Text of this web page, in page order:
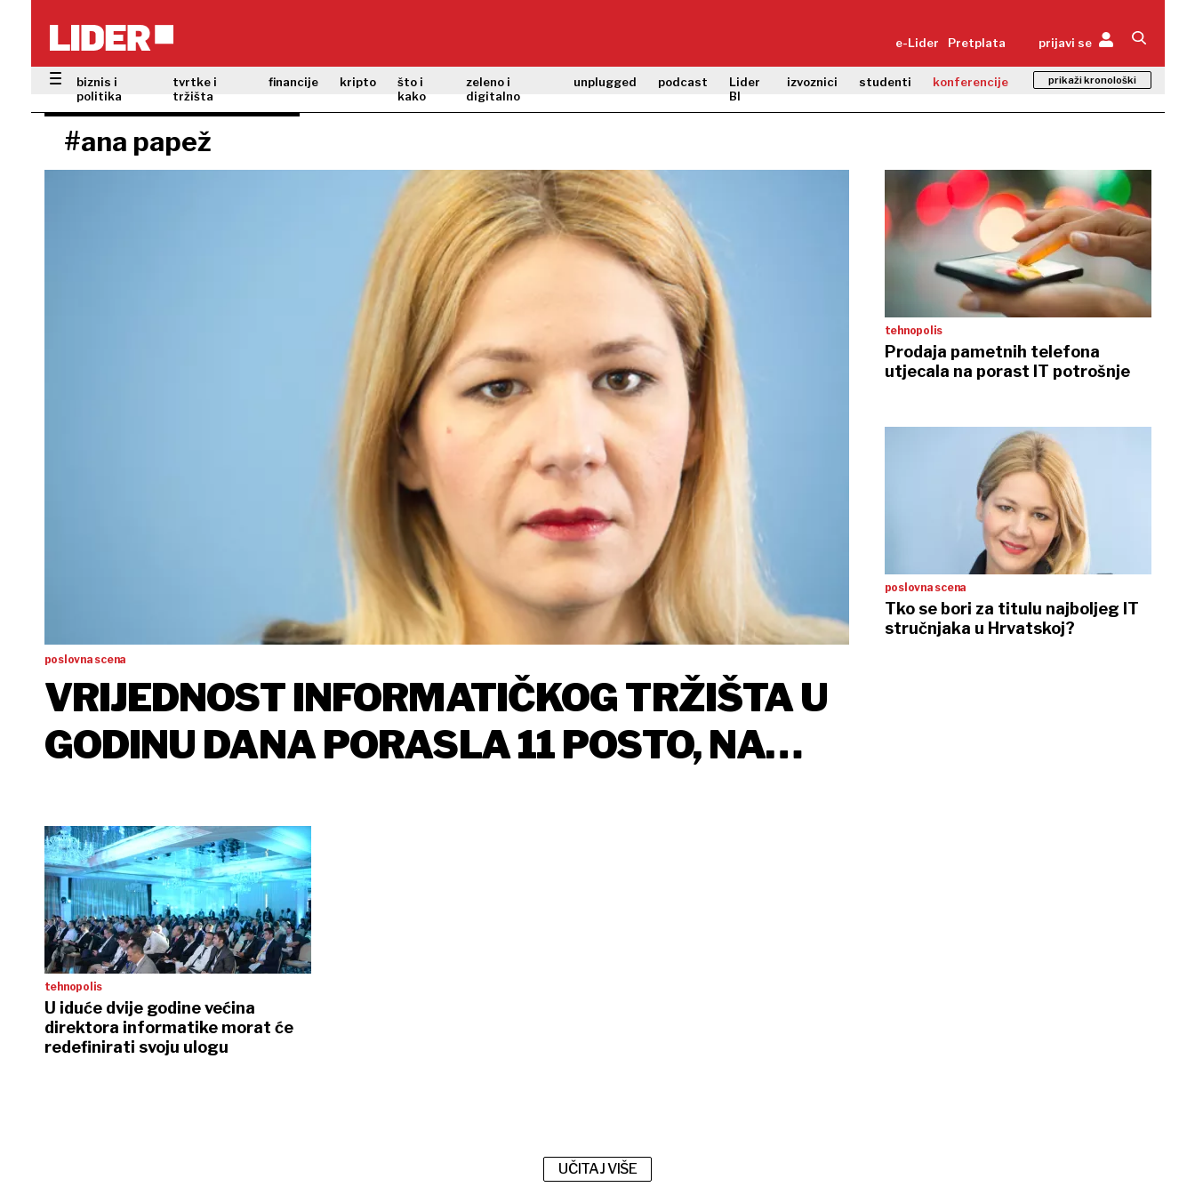
e-Lider Pretplata prijavi se
biznis i
politika
tvrtke i
tržišta
financije kripto
što i
kako
zeleno i
digitalno
unplugged podcast
Lider
BI
izvoznici studenti konferencije prikaži kronološki
#ana papež
poslovna scena
VRIJEDNOST INFORMATIČKOG TRŽIŠTA U
GODINU DANA PORASLA 11 POSTO, NA
tehnopolis
Prodaja pametnih telefona
utjecala na porast IT potrošnje
poslovna scena
Tko se bori za titulu najboljeg IT
stručnjaka u Hrvatskoj?
tehnopolis
U iduće dvije godine većina
direktora informatike morat će
redefinirati svoju ulogu
UČITAJ VIŠE